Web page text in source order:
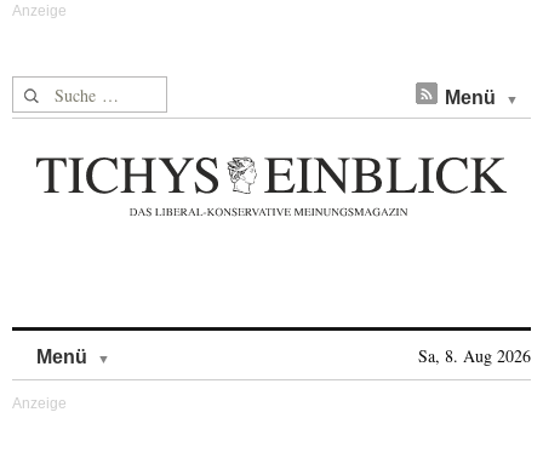
Suche nach: Menü
Menü Sa, 8. Aug 2026